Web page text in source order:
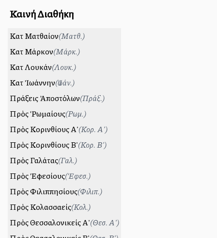
Καινή Διαθήκη
Κατὰ Ματθαίον(Ματθ.)
Κατὰ Μάρκον(Μάρκ.)
Κατὰ Λουκάν(Λουκ.)
Κατὰ Ἰωάννην(Ἰωάν.)
Πράξεις Ἀποστόλων(Πράξ.)
Πρὸς Ῥωμαίους(Ρωμ.)
Πρὸς Κορινθίους Α'(Κορ. Α')
Πρὸς Κορινθίους Β'(Κορ. Β')
Πρὸς Γαλάτας(Γαλ.)
Πρὸς Ἐφεσίους(Ἐφεσ.)
Πρὸς Φιλιππησίους(Φιλιπ.)
Πρὸς Κολασσαείς(Κολ.)
Πρὸς Θεσσαλονικείς Α'(Θεσ. Α')